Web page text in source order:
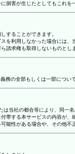
損害が生じたとしてもこれを
することができます。
を利用しなかった場合には
請求権も取得しないものと
の全部もしくは一部につい
当社の都合等により、同
帯する本サービスの内容が、
能性がある場合や、その他